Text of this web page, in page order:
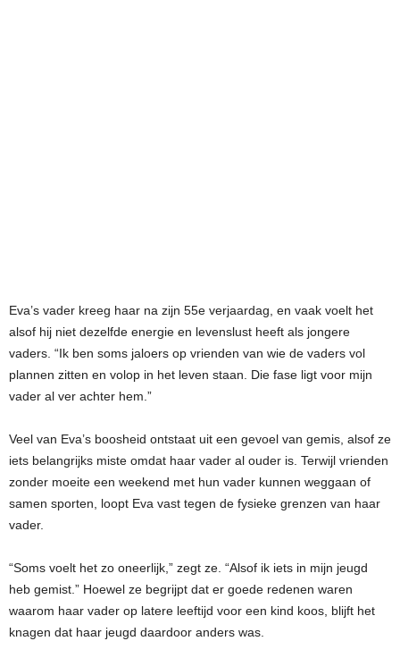
Eva’s vader kreeg haar na zijn 55e verjaardag, en vaak voelt het
alsof hij niet dezelfde energie en levenslust heeft als jongere
vaders. “Ik ben soms jaloers op vrienden van wie de vaders vol
plannen zitten en volop in het leven staan. Die fase ligt voor mijn
vader al ver achter hem.”
Veel van Eva’s boosheid ontstaat uit een gevoel van gemis, alsof ze
iets belangrijks miste omdat haar vader al ouder is. Terwijl vrienden
zonder moeite een weekend met hun vader kunnen weggaan of
samen sporten, loopt Eva vast tegen de fysieke grenzen van haar
vader.
“Soms voelt het zo oneerlijk,” zegt ze. “Alsof ik iets in mijn jeugd
heb gemist.” Hoewel ze begrijpt dat er goede redenen waren
waarom haar vader op latere leeftijd voor een kind koos, blijft het
knagen dat haar jeugd daardoor anders was.